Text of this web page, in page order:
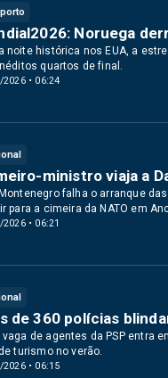
2026 • 06:24
Noruega
noite histórica nos EUA, a
quartos de final.
• 06:21
ministro viaja a
falha o arranque
para a cimeira da NATO em
2026 • 06:15
de 360 polícias
vaga de agentes da PSP entra
turismo no verão.